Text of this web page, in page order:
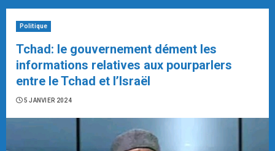
Politique
Tchad: le gouvernement dément les
informations relatives aux pourparlers
entre le Tchad et l’Israël
5 JANVIER 2024